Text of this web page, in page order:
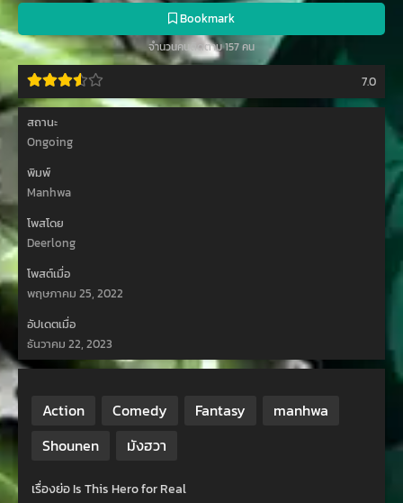
Bookmark
จำนวนคนติดตาม 157 คน
7.0
สถานะ
Ongoing
พิมพ์
Manhwa
โพสโดย
Deerlong
โพสต์เมื่อ
พฤษภาคม 25, 2022
อัปเดตเมื่อ
ธันวาคม 22, 2023
Action Comedy Fantasy
manhwa
Shounen
มังฮวา
เรื่องย่อ Is This Hero for Real